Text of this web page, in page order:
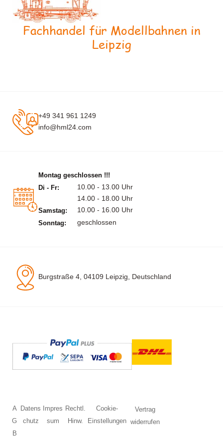
Fachhandel für Modellbahnen in
Leipzig
+49 341 961 1249
info@hml24.com
Montag geschlossen !!!
Di - Fr:
10.00 - 13.00 Uhr
14.00 - 18.00 Uhr
Samstag: 10.00 - 16.00 Uhr
Sonntag: geschlossen
Burgstraße 4, 04109 Leipzig, Deutschland
A
G
B
Datens
chutz
Impres
sum
Rechtl.
Hinw.
Cookie-
Einstellungen
Vertrag
widerrufen